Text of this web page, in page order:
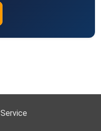
Service